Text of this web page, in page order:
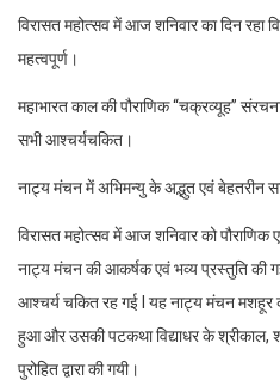
विरासत महोत्सव में आज शनिवार का दिन रहा
महत्वपूर्ण।
महाभारत काल की पौराणिक “चक्रव्यूह”
सभी आश्चर्यचकित।
नाट्य मंचन में अभिमन्यु के अद्भुत एवं बेहतरीन
विरासत महोत्सव में आज शनिवार को
नाट्य मंचन की आकर्षक एवं भव्य प्रस्तुति की
आश्चर्य चकित रह गई I यह नाट्य मंचन मशहूर
हुआ और उसकी पटकथा विद्याधर के श्रीकाल,
पुरोहित द्वारा की गयी।